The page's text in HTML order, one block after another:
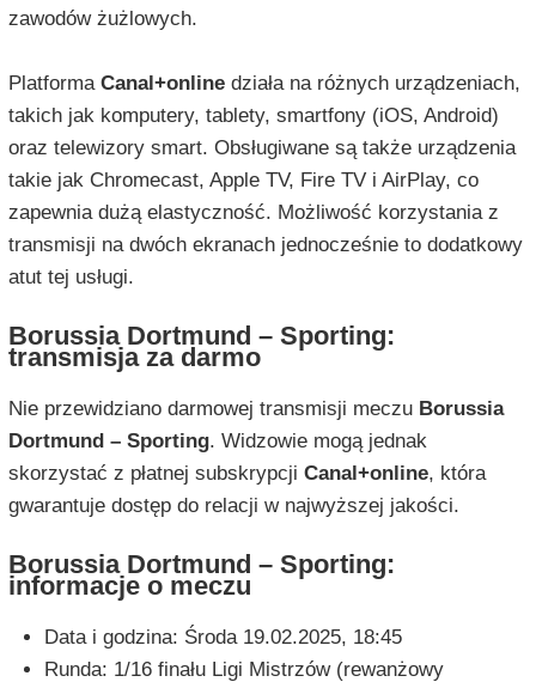
zawodów żużlowych.
Platforma Canal+onlinedziała na różnych urządzeniach,
takich jak komputery, tablety, smartfony (iOS, Android)
oraz telewizory smart. Obsługiwane są także urządzenia
takie jak Chromecast, Apple TV, Fire TV i AirPlay, co
zapewnia dużą elastyczność. Możliwość korzystania z
transmisji na dwóch ekranach jednocześnie to dodatkowy
atut tej usługi.
Borussia Dortmund – Sporting:
transmisja za darmo
Nie przewidziano darmowej transmisji meczu Borussia
Dortmund – Sporting. Widzowie mogą jednak
skorzystać z płatnej subskrypcji Canal+online, która
gwarantuje dostęp do relacji w najwyższej jakości.
Borussia Dortmund – Sporting:
informacje o meczu
Data i godzina: Środa 19.02.2025, 18:45
Runda: 1/16 finału Ligi Mistrzów (rewanżowy